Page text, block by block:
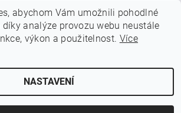
Zobrazit další hodnocení
PARTYON.cz, všechna práva vyhrazena
abychom Vám umožnili pohodlné
analýze provozu webu neustále
výkon a použitelnost. Více
NASTAVENÍ